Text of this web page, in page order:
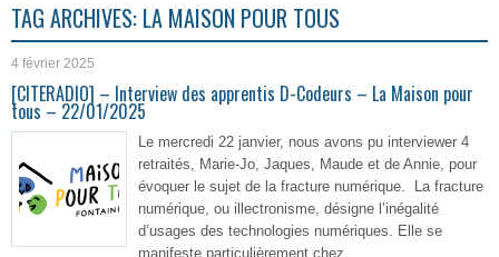
TAG ARCHIVES: LA MAISON POUR TOUS
4 février 2025
[CITERADIO] – Interview des apprentis D-Codeurs – La Maison pour
tous – 22/01/2025
Le mercredi 22 janvier, nous avons pu interviewer 4
retraités, Marie-Jo, Jaques, Maude et de Annie, pour
évoquer le sujet de la fracture numérique. La fracture
numérique, ou illectronisme, désigne l’inégalité
d’usages des technologies numériques. Elle se
manifeste particulièrement chez